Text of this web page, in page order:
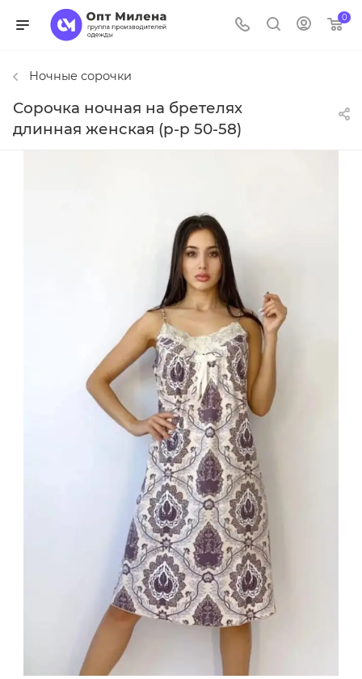
0
Ночные сорочки
Сорочка ночная на бретелях
длинная женская (р-р 50-58)